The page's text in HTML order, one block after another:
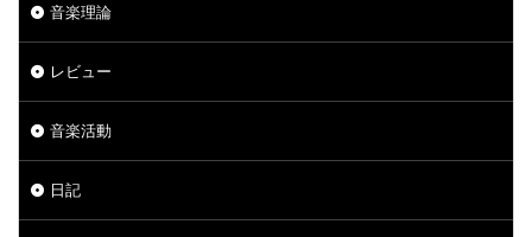
音楽理論
レビュー
音楽活動
日記